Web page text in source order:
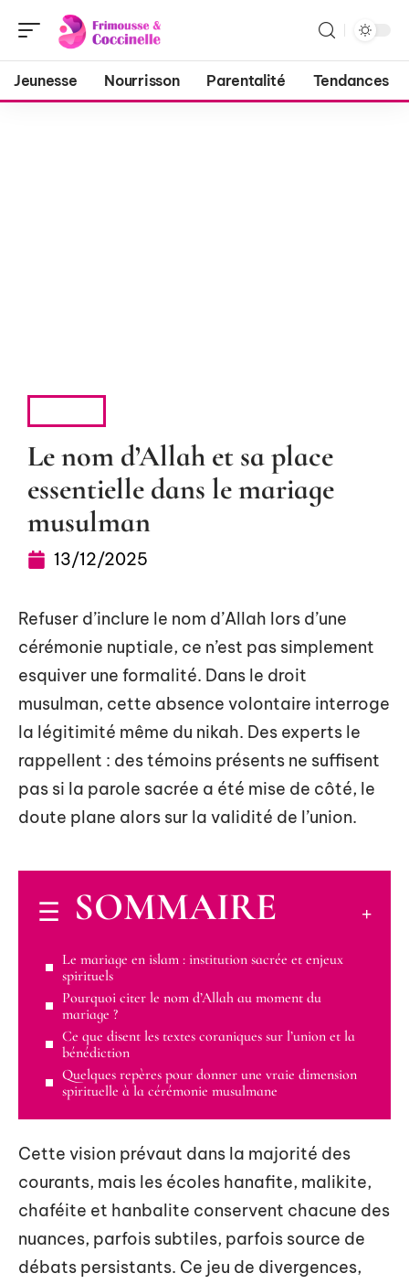
Jeunesse Nourrisson Parentalité Tendances
Le nom d’Allah et sa place
essentielle dans le mariage
musulman
13/12/2025
Refuser d’inclure le nom d’Allah lors d’une
cérémonie nuptiale, ce n’est pas simplement
esquiver une formalité. Dans le droit
musulman, cette absence volontaire interroge
la légitimité même du nikah. Des experts le
rappellent : des témoins présents ne suffisent
pas si la parole sacrée a été mise de côté, le
doute plane alors sur la validité de l’union.
SOMMAIRE
Le mariage en islam : institution sacrée et enjeux
spirituels
Pourquoi citer le nom d’Allah au moment du
mariage ?
Ce que disent les textes coraniques sur l’union et la
bénédiction
Quelques repères pour donner une vraie dimension
spirituelle à la cérémonie musulmane
Cette vision prévaut dans la majorité des
courants, mais les écoles hanafite, malikite,
chaféite et hanbalite conservent chacune des
nuances, parfois subtiles, parfois source de
débats persistants. Ce jeu de divergences,